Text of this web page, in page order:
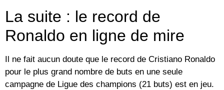
La suite : le record de
Ronaldo en ligne de mire
Il ne fait aucun doute que le record de Cristiano Ronaldo
pour le plus grand nombre de buts en une seule
campagne de Ligue des champions (21 buts) est en jeu.